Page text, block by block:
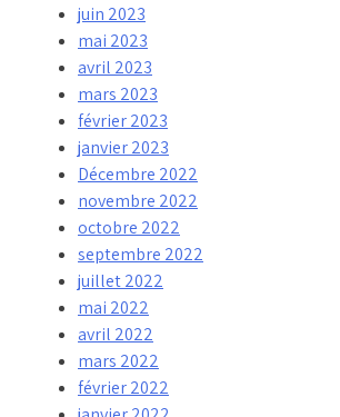
juin 2023
mai 2023
avril 2023
mars 2023
février 2023
janvier 2023
Décembre 2022
novembre 2022
octobre 2022
septembre 2022
juillet 2022
mai 2022
avril 2022
mars 2022
février 2022